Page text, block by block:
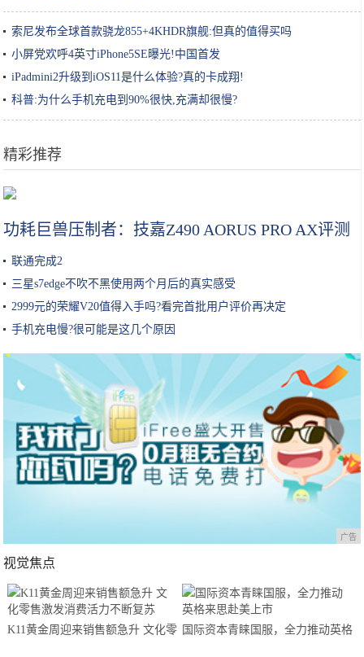
索尼发布全球首款骁龙855+4KHDR旗舰:但真的值得买吗
小屏党欢呼4英寸iPhone5SE曝光!中国首发
iPadmini2升级到iOS11是什么体验?真的卡成翔!
科普:为什么手机充电到90%很快,充满却很慢?
精彩推荐
功耗巨兽压制者：技嘉Z490 AORUS PRO AX评测
联通完成2
三星s7edge不吹不黑使用两个月后的真实感受
2999元的荣耀V20值得入手吗?看完首批用户评价再决定
手机充电慢?很可能是这几个原因
广告
视觉焦点
K11黄金周迎来销售额急升 文化零
国际资本青睐国服，全力推动英格